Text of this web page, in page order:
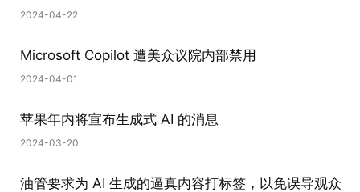
2024-04-22
Microsoft Copilot 遭美众议院内部禁用
2024-04-01
苹果年内将宣布生成式 AI 的消息
2024-03-20
油管要求为 AI 生成的逼真内容打标签，以免误导观众